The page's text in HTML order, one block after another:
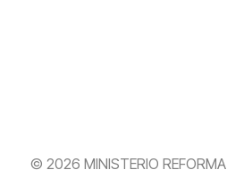
© 2026 MINISTERIO REFORMA